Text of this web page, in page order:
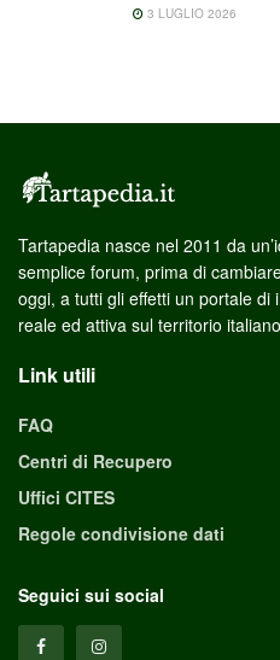
3 LUGLIO 2026
Tartapedia nasce nel 2011 da
semplice forum, prima di
oggi, a tutti gli effetti un portale
reale ed attiva sul territorio
Link utili
FAQ
Centri di Recupero
Uffici CITES
Regole condivisione dati
Seguici sui social